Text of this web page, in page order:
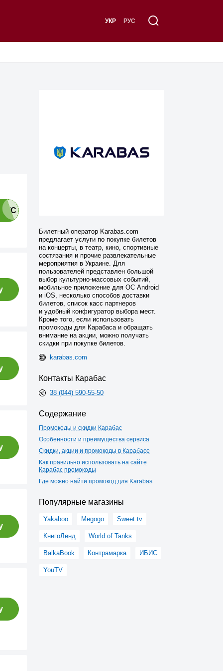
УКР РУС
Билетный оператор Karabas.com
предлагает услуги по покупке билетов
на концерты, в театр, кино, спортивные
состязания и прочие развлекательные
мероприятия в Украине. Для
пользователей представлен большой
выбор культурно-массовых событий,
мобильное приложение для ОС Android
и iOS, несколько способов доставки
билетов, список касс партнеров
и удобный конфигуратор выбора мест.
Кроме того, если использовать
промокоды для Карабаса и обращать
внимание на акции, можно получать
скидки при покупке билетов.
karabas.com
Контакты Карабас
38 (044) 590-55-50
Содержание
Промокоды и скидки Карабас
Особенности и преимущества сервиса
Скидки, акции и промокоды в Карабасе
Как правильно использовать на сайте
Карабас промокоды
Где можно найти промокод для Karabas
Популярные магазины
Yakaboo Megogo Sweet.tv
КнигоЛенд World of Tanks
BalkaBook Контрамарка ИБИС
YouTV